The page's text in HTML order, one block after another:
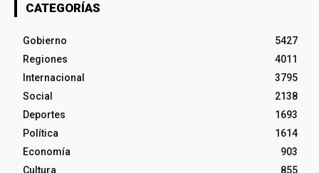
CATEGORÍAS
Gobierno
5427
Regiones
4011
Internacional
3795
Social
2138
Deportes
1693
Política
1614
Economía
903
Cultura
855